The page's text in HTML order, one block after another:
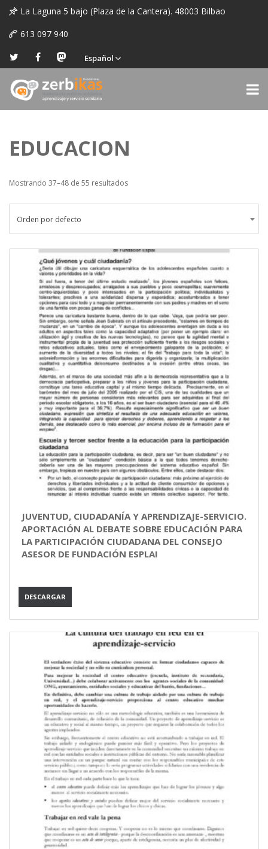
La Laguna 5 bajo (Plaza de la Cantera). 48003 Bilbao
613 097 940
Español
EDUCACION
Mostrando 37–48 de 55 resultados
Orden por defecto
JUVENTUD, CIUDADANÍA Y APRENDIZAJE-SERVICIO.
APORTACIÓN AL DEBATE SOBRE EDUCACIÓN PARA
LA PARTICIPACIÓN CIUDADANA DEL CONSEJO
ASESOR DE FUNDACIÓN ESPLAI
DESCARGAR